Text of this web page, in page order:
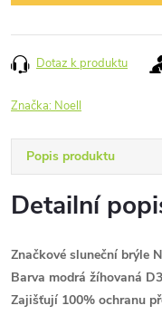
Dotaz k produktu
Značka: Noell
Popis produktu
Detailní
Značkové sluneční brýle
Barva modrá žíhovaná
Zajišťují 100% ochranu